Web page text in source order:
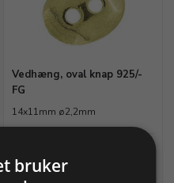
Vedhæng, oval knap 925/-
FG
14x11mm ø2,2mm
61,91 NOK
bruker